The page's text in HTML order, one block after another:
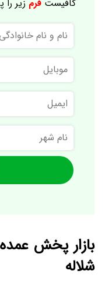
کافیستفرم زیر
نام
و
نام
خانوادگی
موبایل
ایمیل
نام
شهر
بازار پخش
شلاله